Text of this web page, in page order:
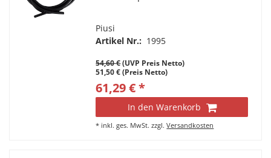
Piusi
Artikel Nr.: 1995
54,60 €(UVP Preis Netto)
51,50 € (Preis Netto)
61,29 € *
In den Warenkorb
* inkl. ges. MwSt. zzgl.Versandkosten